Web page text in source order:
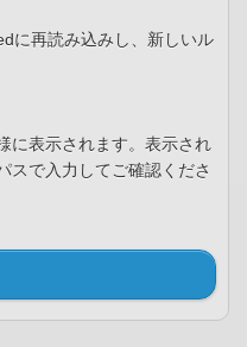
に再読み込みし、新しいル
に表示されます。表示され
スで入力してご確認くださ